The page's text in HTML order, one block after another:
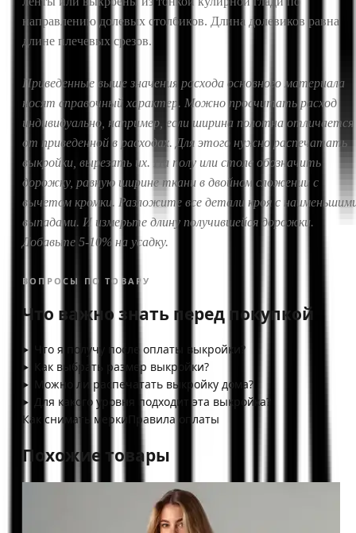
направлению долевых столбиков. Длина долевиков равна
длине плечевых срезов.
Приведенные выше значения расхода основного материала
носят справочный характер. Можно просчитать расход
индивидуально, например, если ширина полотна отличается
от приведенной в расходах. Для этого нужно распечатать
выкройки, вырезать их. На полу или столе обозначить
дорожку, равную ширине ткани в двойном сложении с
вычетом кромки. Разложите все детали кроя с
выпадами. И измерьте длину получившейся дорожки.
Добавьте 5-10% на усадку.
ВОПРОСЫ ПО ТОВАРУ
Что важно знать перед покупкой
Что я получу после оплаты выкройки?
Как выбрать размер выкройки?
Можно ли распечатать выкройку дома?
Для какого уровня подходит эта выкройка?
Как снимать мерки Правила оплаты
Похожие товары